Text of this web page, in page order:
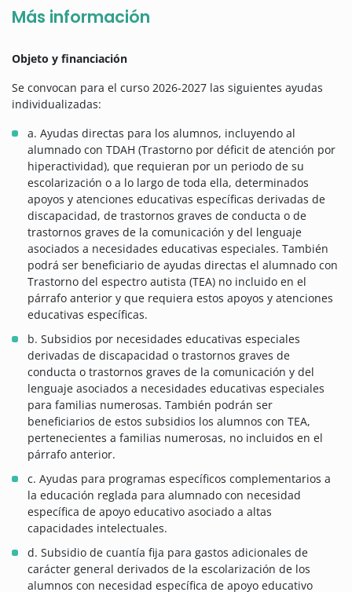
Más información
Objeto y financiación
Se convocan para el curso 2026-2027 las siguientes ayudas
individualizadas:
a. Ayudas directas para los alumnos, incluyendo al
alumnado con TDAH (Trastorno por déficit de atención por
hiperactividad), que requieran por un periodo de su
escolarización o a lo largo de toda ella, determinados
apoyos y atenciones educativas específicas derivadas de
discapacidad, de trastornos graves de conducta o de
trastornos graves de la comunicación y del lenguaje
asociados a necesidades educativas especiales. También
podrá ser beneficiario de ayudas directas el alumnado con
Trastorno del espectro autista (TEA) no incluido en el
párrafo anterior y que requiera estos apoyos y atenciones
educativas específicas.
b. Subsidios por necesidades educativas especiales
derivadas de discapacidad o trastornos graves de
conducta o trastornos graves de la comunicación y del
lenguaje asociados a necesidades educativas especiales
para familias numerosas. También podrán ser
beneficiarios de estos subsidios los alumnos con TEA,
pertenecientes a familias numerosas, no incluidos en el
párrafo anterior.
c. Ayudas para programas específicos complementarios a
la educación reglada para alumnado con necesidad
específica de apoyo educativo asociado a altas
capacidades intelectuales.
d. Subsidio de cuantía fija para gastos adicionales de
carácter general derivados de la escolarización de los
alumnos con necesidad específica de apoyo educativo